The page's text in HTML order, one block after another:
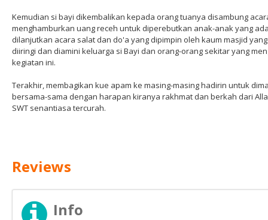
Kemudian si bayi dikembalikan kepada orang tuanya disambung
menghamburkan uang receh untuk diperebutkan anak-anak yang
dilanjutkan acara salat dan do'a yang dipimpin oleh kaum masjid yang
diiringi dan diamini keluarga si Bayi dan orang-orang sekitar yang
kegiatan ini.
Terakhir, membagikan kue apam ke masing-masing hadirin untuk
bersama-sama dengan harapan kiranya rakhmat dan berkah dari
SWT senantiasa tercurah.
Reviews
Info